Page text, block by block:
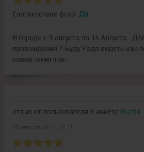
Соответствие фото: Да
В городе с 9 августа по 14 Августа .
провождения.!! Буду Рада видеть как
новых клиентов .
отзыв от пользователя в анкете Настя